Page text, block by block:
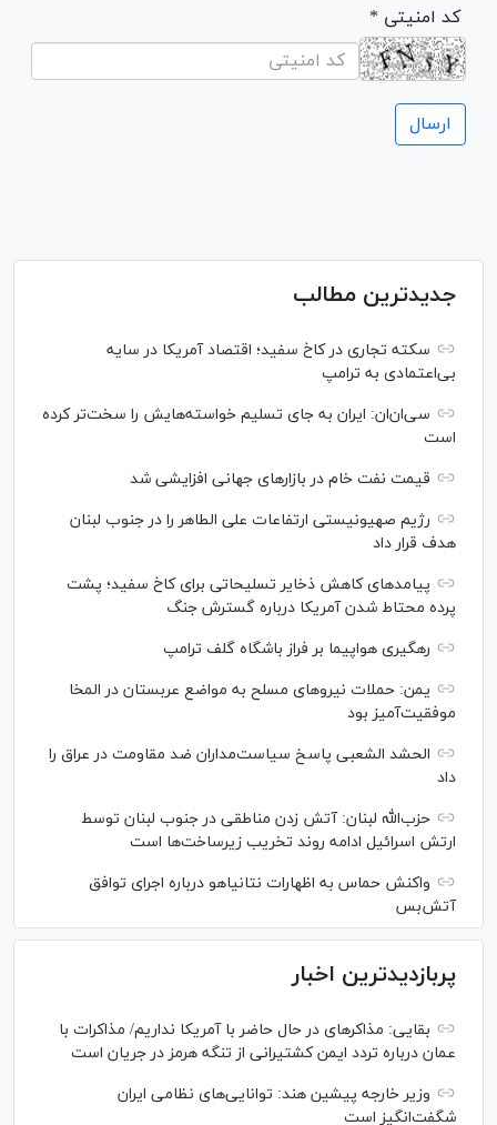
* کد امنیتی
جدیدترین مطالب
سکته تجاری در کاخ سفید؛ اقتصاد آمریکا در سایه
بی‌اعتمادی به ترامپ
سی‌ان‌ان: ایران به جای تسلیم خواسته‌هایش را سخت‎‌تر کرده
است
قیمت نفت خام در بازارهای جهانی افزایشی شد
رژیم صهیونیستی ارتفاعات علی الطاهر را در جنوب لبنان
هدف قرار داد
پیامدهای کاهش ذخایر تسلیحاتی برای کاخ سفید؛ پشت
پرده محتاط شدن آمریکا درباره گسترش جنگ
رهگیری هواپیما بر فراز باشگاه گلف ترامپ
یمن: حملات نیروهای مسلح به مواضع عربستان در المخا
موفقیت‌آمیز بود
الحشد الشعبی پاسخ سیاست‌مداران ضد مقاومت در عراق را
داد
حزب‌الله لبنان: آتش زدن مناطقی در جنوب لبنان توسط
ارتش اسرائیل ادامه روند تخریب زیرساخت‌ها است
واکنش حماس به اظهارات نتانیاهو درباره اجرای توافق
آتش‌بس
پربازدیدترین اخبار
بقایی: مذاکره‎ای در حال حاضر با آمریکا نداریم/ مذاکرات با
عمان درباره تردد ایمن کشتیرانی از تنگه هرمز در جریان است
وزیر خارجه پیشین هند: توانایی‌های نظامی ایران
شگفت‌انگیز است